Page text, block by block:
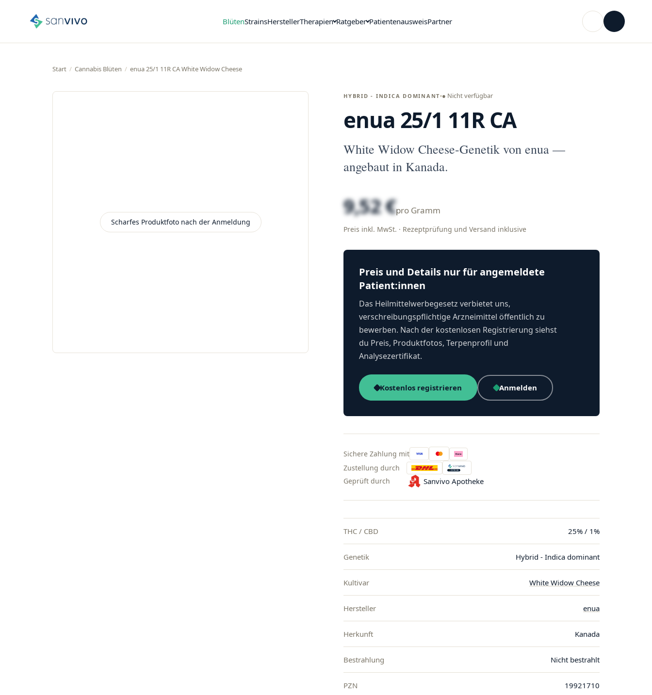
BlütenStrainsHerstellerTherapien Ratgeber PatientenausweisPartner
Start / Cannabis Blüten / enua 25/1 11R CA White Widow Cheese
Scharfes Produktfoto nach der Anmeldung
HYBRID - INDICA DOMINANT ● Nicht verfügbar
enua 25/1 11R CA
White Widow Cheese-Genetik von enua —
angebaut in Kanada.
9,52 €pro Gramm
Preis inkl. MwSt. · Rezeptprüfung und Versand inklusive
Preis und Details nur für angemeldete
Patient:innen
Das Heilmittelwerbegesetz verbietet uns,
verschreibungspflichtige Arzneimittel öffentlich zu
bewerben. Nach der kostenlosen Registrierung siehst
du Preis, Produktfotos, Terpenprofil und
Analysezertifikat.
Kostenlos registrieren Anmelden
Sichere Zahlung mit
Zustellung durch
Geprüft durch
Sanvivo Apotheke
THC / CBD 25% / 1%
Genetik Hybrid - Indica dominant
Kultivar White Widow Cheese
Hersteller enua
Herkunft Kanada
Bestrahlung Nicht bestrahlt
PZN 19921710